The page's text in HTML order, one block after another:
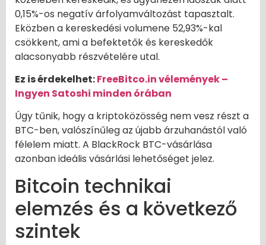
0,15%-os negatív árfolyamváltozást tapasztalt.
Eközben a kereskedési volumene 52,93%-kal
csökkent, ami a befektetők és kereskedők
alacsonyabb részvételére utal.
Ez is érdekelhet:FreeBitco.in vélemények –
Ingyen Satoshi minden órában
Úgy tűnik, hogy a kriptoközösség nem vesz részt a
BTC-ben, valószínűleg az újabb árzuhanástól való
félelem miatt. A BlackRock BTC-vásárlása
azonban ideális vásárlási lehetőséget jelez.
Bitcoin technikai
elemzés és a következő
szintek